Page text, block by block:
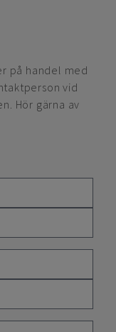
på handel med
vid
Hör gärna av